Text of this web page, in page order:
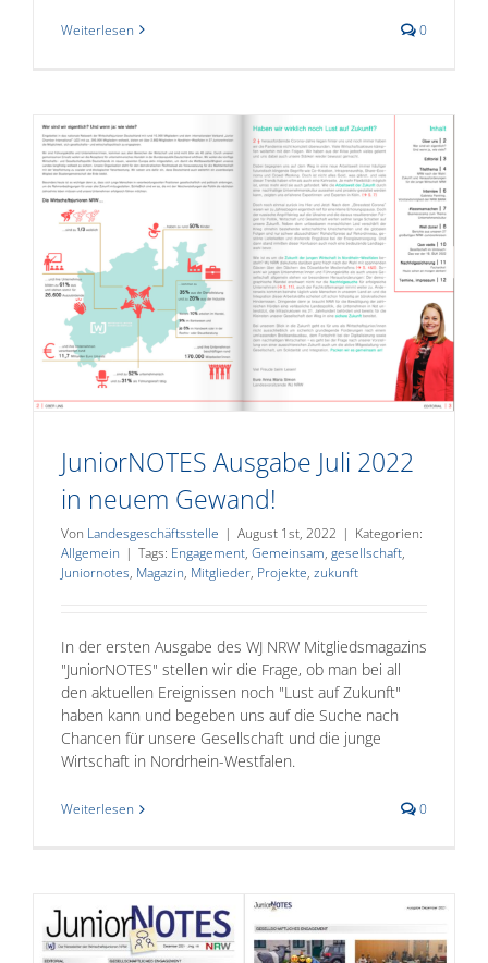
Weiterlesen 0
JuniorNOTES Ausgabe Juli 2022
in neuem Gewand!
Von Landesgeschäftsstelle | August 1st, 2022 | Kategorien:
Allgemein | Tags: Engagement, Gemeinsam, gesellschaft,
Juniornotes, Magazin, Mitglieder, Projekte, zukunft
In der ersten Ausgabe des WJ NRW Mitgliedsmagazins
"JuniorNOTES" stellen wir die Frage, ob man bei all
den aktuellen Ereignissen noch "Lust auf Zukunft"
haben kann und begeben uns auf die Suche nach
Chancen für unsere Gesellschaft und die junge
Wirtschaft in Nordrhein-Westfalen.
Weiterlesen 0